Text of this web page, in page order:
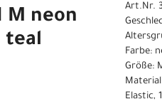
M neon
teal
Art.Nr.
Farbe:
Größe:
Elastic,